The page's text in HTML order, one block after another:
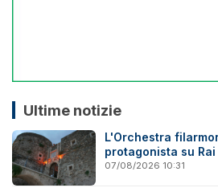
Ultime notizie
L'Orchestra
protagonista su
07/08/2026 10:31